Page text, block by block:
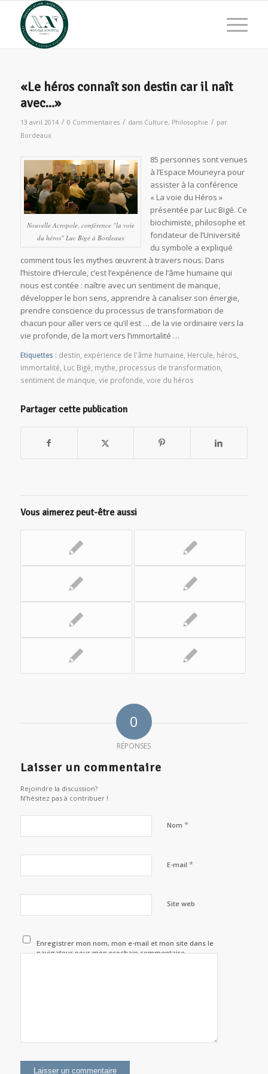
«Le héros connaît son destin car il naît
avec…»
13 avril 2014 / 0 Commentaires / dans Culture, Philosophie / par
Bordeaux
Nouvelle Acropole, conférence "la voie
du héros" Luc Bigé à Bordeaux
85 personnes sont venues
à l’Espace Mouneyra pour
assister à la conférence
« La voie du Héros »
présentée par Luc Bigé. Ce
biochimiste, philosophe et
fondateur de l’Université
du symbole a expliqué
comment tous les mythes œuvrent à travers nous. Dans
l’histoire d’Hercule, c’est l’expérience de l’âme humaine qui
nous est contée : naître avec un sentiment de manque,
développer le bon sens, apprendre à canaliser son énergie,
prendre conscience du processus de transformation de
chacun pour aller vers ce qu’il est … de la vie ordinaire vers la
vie profonde, de la mort vers l’immortalité …
Etiquettes : destin expérience de l'âme humaine Hercule héros
immortalité Luc Bigé mythe processus de transformation
sentiment de manque vie profonde voie du héros
Partager cette publication
Vous aimerez peut-être aussi
0
RÉPONSES
Laisser un commentaire
Rejoindre la discussion?
N’hésitez pas à contribuer !
Nom *
E-mail *
Site web
Enregistrer mon nom, mon e-mail et mon site dans le
navigateur pour mon prochain commentaire.